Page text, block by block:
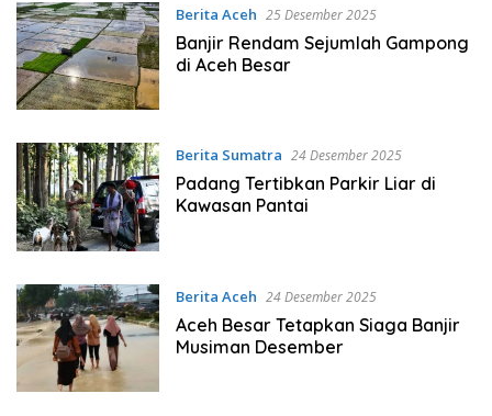
Berita Aceh 25 Desember 2025
Banjir Rendam Sejumlah Gampong
di Aceh Besar
Berita Sumatra 24 Desember 2025
Padang Tertibkan Parkir Liar di
Kawasan Pantai
Berita Aceh 24 Desember 2025
Aceh Besar Tetapkan Siaga Banjir
Musiman Desember